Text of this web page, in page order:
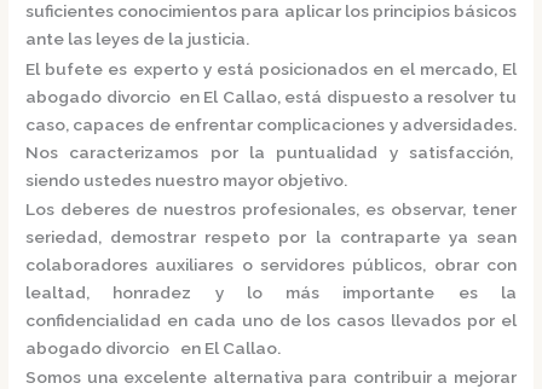
suficientes conocimientos para aplicar los principios básicos
ante las leyes de la justicia.
El bufete es experto y está posicionados en el mercado, El
abogado divorcio en El Callao, está dispuesto a resolver tu
caso, capaces de enfrentar complicaciones y adversidades.
Nos caracterizamos por la puntualidad y satisfacción,
siendo ustedes nuestro mayor objetivo.
Los deberes de nuestros profesionales, es observar, tener
seriedad, demostrar respeto por la contraparte ya sean
colaboradores auxiliares o servidores públicos, obrar con
lealtad, honradez y lo más importante es la
confidencialidad en cada uno de los casos llevados por el
abogado divorcio en El Callao.
Somos una excelente alternativa para contribuir a mejorar